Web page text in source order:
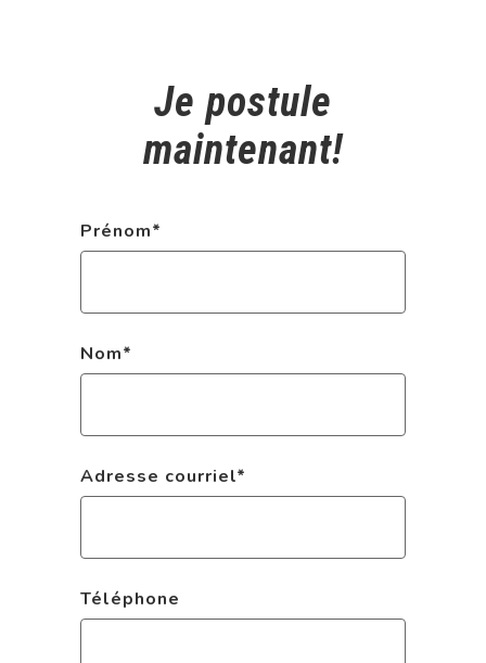
Je postule
maintenant!
Prénom*
Nom*
Adresse courriel*
Téléphone